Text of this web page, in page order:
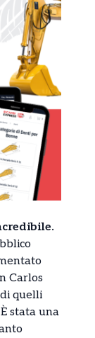
Carlos
quelli
stata una